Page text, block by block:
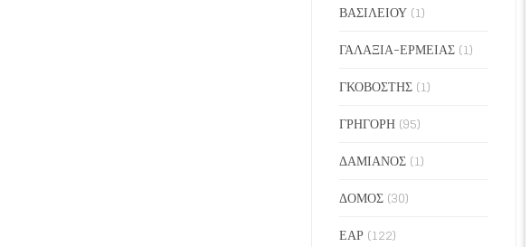
ΒΑΣΙΛΕΙΟΥ (1)
ΓΑΛΑΞΙΑ-ΕΡΜΕΙΑΣ (1)
ΓΚΟΒΟΣΤΗΣ (1)
ΓΡΗΓΟΡΗ (95)
ΔΑΜΙΑΝΟΣ (1)
ΔΟΜΟΣ (30)
ΕΑΡ (122)